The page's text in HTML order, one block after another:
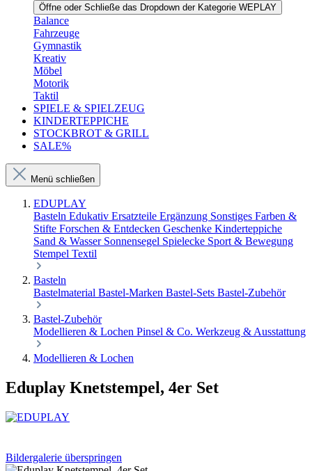
Öffne oder Schließe das Dropdown der Kategorie WEPLAY
Balance
Fahrzeuge
Gymnastik
Kreativ
Möbel
Motorik
Taktil
SPIELE & SPIELZEUG
KINDERTEPPICHE
STOCKBROT & GRILL
SALE%
Menü schließen
EDUPLAY
Basteln Edukativ Ersatzteile Ergänzung Sonstiges Farben &
Stifte Forschen & Entdecken Geschenke Kinderteppiche
Sand & Wasser Sonnensegel Spielecke Sport & Bewegung
Stempel Textil
Basteln
Bastelmaterial Bastel-Marken Bastel-Sets Bastel-Zubehör
Bastel-Zubehör
Modellieren & Lochen Pinsel & Co. Werkzeug & Ausstattung
Modellieren & Lochen
Eduplay Knetstempel, 4er Set
Bildergalerie überspringen